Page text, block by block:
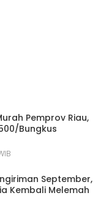
Pemprov Riau,
Bungkus
September,
Kembali Melemah